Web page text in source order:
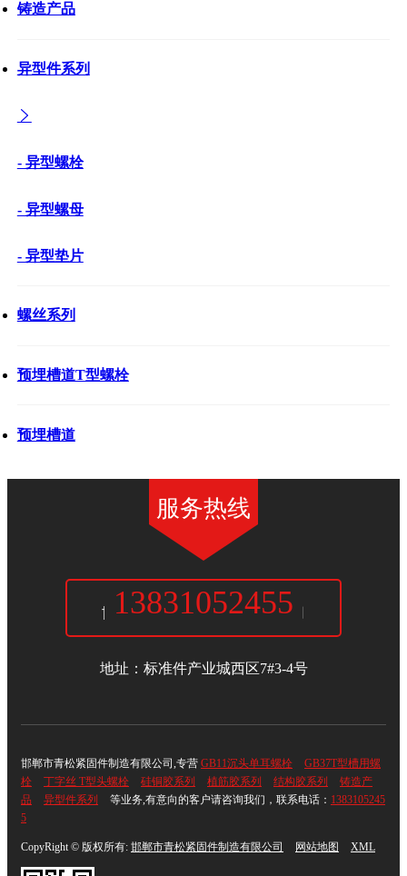
铸造产品
异型件系列
- 异型螺栓
- 异型螺母
- 异型垫片
螺丝系列
预埋槽道T型螺栓
预埋槽道
服务热线
邯郸市青松紧固件制造有限公司
13831052455
地址：标准件产业城西区7#3-4号
邯郸市青松紧固件制造有限公司,专营 GB11沉头单耳螺栓
GB37T型槽用螺
栓
丁字丝 T型头螺栓 硅铜胶系列 植筋胶系列 结构胶系列
铸造产
品
异型件系列 等业务,有意向的客户请咨询我们，联系电话： 1383105245
5
CopyRight © 版权所有: 邯郸市青松紧固件制造有限公司 网站地图 XML